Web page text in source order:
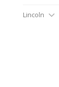
Lincoln